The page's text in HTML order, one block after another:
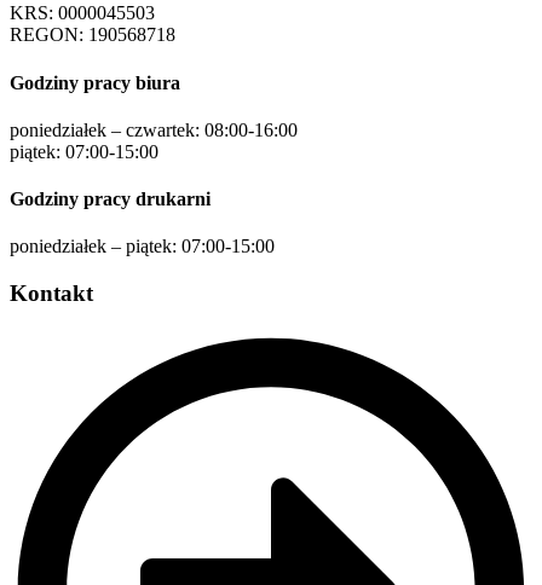
KRS: 0000045503
REGON: 190568718
Godziny pracy biura
poniedziałek – czwartek: 08:00-16:00
piątek: 07:00-15:00
Godziny pracy drukarni
poniedziałek – piątek: 07:00-15:00
Kontakt